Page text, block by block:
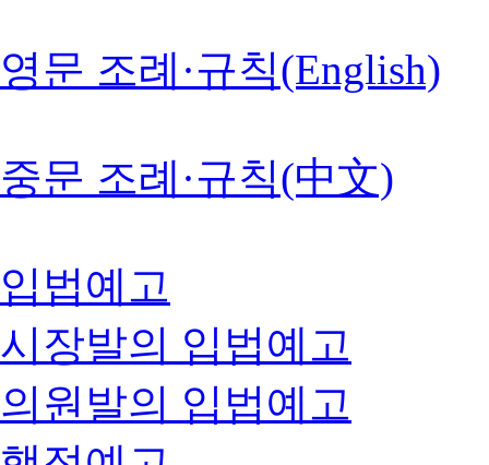
영문 조례·규칙(English)
중문 조례·규칙(中文)
입법예고
시장발의 입법예고
의원발의 입법예고